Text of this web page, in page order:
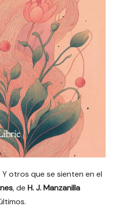
otros que se sienten en el
, deH. J. Manzanilla